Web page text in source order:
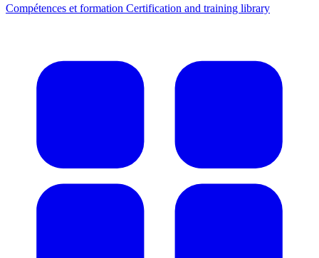
Compétences et formation Certification and training library